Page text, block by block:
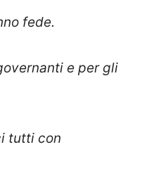
fede.
e per gli
tutti con